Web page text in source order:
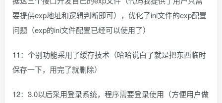
要提供exp地址和逻辑判断即可），优化了ini文件的exp配置
问题（exp的ini文件配置已经可以使用了）
11：个别功能采用了缓存技术（哈哈说白了就是把东西临时
保存一下，用完了就删除）
12：3.0以后采用登录系统，程序需要登录使用（方便用户做